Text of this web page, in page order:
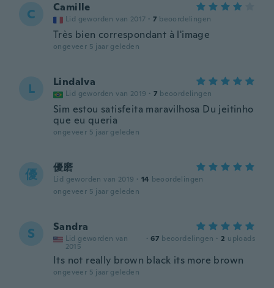
C Camille
Lid geworden van 2017 · 7 beoordelingen
Très bien correspondant à l'image
ongeveer 5 jaar geleden
L Lindalva
Lid geworden van 2019 · 7 beoordelingen
Sim estou satisfeita maravilhosa Du jeitinho
que eu queria
ongeveer 5 jaar geleden
優 優磨
Lid geworden van 2019 · 14 beoordelingen
ongeveer 5 jaar geleden
S Sandra
Lid geworden van
2015
· 67 beoordelingen · 2 uploads
Its not really brown black its more brown
ongeveer 5 jaar geleden